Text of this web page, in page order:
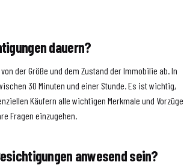
dauern?
der Größe und dem Zustand der Immobilie ab. In
30 Minuten und einer Stunde. Es ist wichtig,
Käufern alle wichtigen Merkmale und Vorzüge
Fragen einzugehen.
anwesend sein?